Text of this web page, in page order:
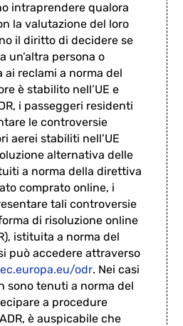
intraprendere qualora
la valutazione del loro
il diritto di decidere se
un’altra persona o
reclami a norma del
è stabilito nell’UE e
i passeggeri residenti
le controversie
aerei stabiliti nell’UE
alternativa delle
a norma della direttiva
comprato online, i
tali controversie
di risoluzione online
istituita a norma del
può accedere attraverso
odr. Nei casi
sono tenuti a norma del
a procedure
è auspicabile che